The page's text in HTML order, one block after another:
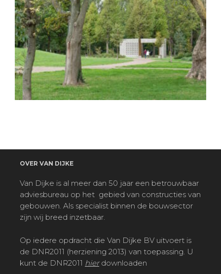
OVER VAN DIJKE
Van Dijke is al meer dan 50 jaar een betrouwbaar
adviesbureau op het gebied van constructies van
gebouwen. Als specialist binnen de bouwsector
zijn wij breed inzetbaar.
Op iedere opdracht die Van Dijke BV uitvoert is
de DNR2011 (herziening 2013) van toepassing. U
kunt de DNR2011 hierdownloaden